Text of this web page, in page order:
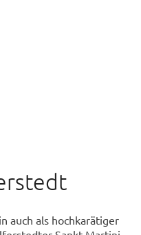
auch als hochkarätiger